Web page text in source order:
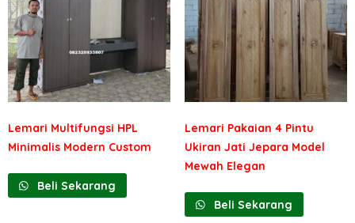
Lemari Multifungsi HPL
Minimalis Modern Custom
Beli Sekarang
Lemari Pakaian 4 Pintu
Ukiran Jati Jepara Model
Mewah Elegan
Beli Sekarang